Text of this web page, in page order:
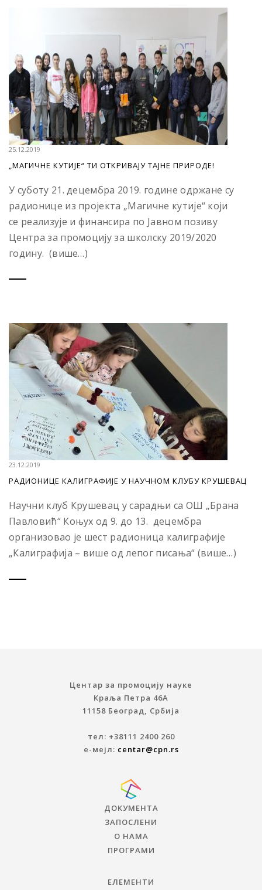
25.12.2019
„МАГИЧНЕ КУТИЈЕ“ ТИ ОТКРИВАЈУ ТАЈНЕ ПРИРОДЕ!
У суботу 21. децембра 2019. године одржане су
радионице из пројекта „Магичне кутије“ који
се реализује и финансира по Јавном позиву
Центра за промоцију за школску 2019/2020
годину. (више…)
23.12.2019
РАДИОНИЦЕ КАЛИГРАФИЈЕ У НАУЧНОМ КЛУБУ КРУШЕВАЦ
Научни клуб Крушевац у сарадњи са ОШ „Брана
Павловић“ Коњух од 9. до 13. децембра
организовао је шест радионица калиграфије
„Калиграфија – више од лепог писања“ (више…)
Центар за промоцију науке
Краља Петра 46A
11158 Београд, Србија
тел: +38111 2400 260
е-мејл: centar@cpn.rs
ДОКУМЕНТА
ЗАПОСЛЕНИ
О НАМА
ПРОГРАМИ
ЕЛЕМЕНТИ